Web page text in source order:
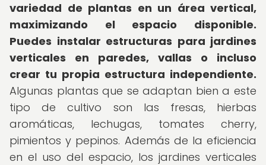
variedad de plantas en un área vertical,
maximizando el espacio disponible.
Puedes instalar estructuras para jardines
verticales en paredes, vallas o incluso
crear tu propia estructura independiente.
Algunas plantas que se adaptan bien a este
tipo de cultivo son las fresas, hierbas
aromáticas, lechugas, tomates cherry,
pimientos y pepinos. Además de la eficiencia
en el uso del espacio, los jardines verticales